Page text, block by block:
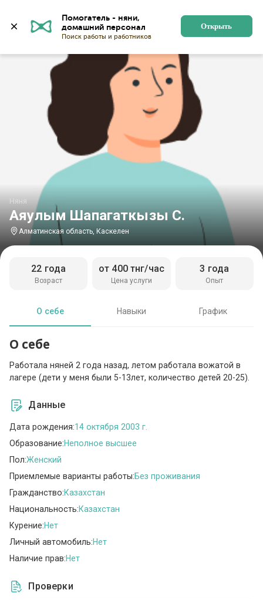
Помогатель - няни,
Поиск работы и работников
Открыть
Аяулым Шапагаткызы С.
Няня
Алматинская область, Каскелен
Возраст
22 года
Цена услуги
от 400 тнг/час
Опыт
3 года
О себе Навыки График
О себе
Работала няней 2 года назад, летом работала вожатой в
лагере (дети у меня были 5-13лет, количество детей 20-25).
Данные
Дата рождения:14 октября 2003 г.
Образование:Неполное высшее
Пол:Женский
Приемлемые варианты работы:Без проживания
Гражданство:Казахстан
Национальность:Казахстан
Курение:Нет
Личный автомобиль:Нет
Наличие прав:Нет
Проверки